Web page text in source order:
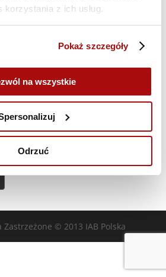
z ich usług.
Pokaż szczegóły
na wszystkie
Odrzuć
Następny dzień
kalendarz
Zastrzeżone © 2013 IAB Polska